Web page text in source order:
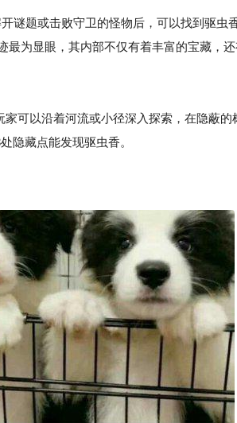
谜题或击败守卫的怪物后，可以找到驱虫
最为显眼，其内部不仅有着丰富的宝藏，
可以沿着河流或小径深入探索，在隐蔽的
隐藏点能发现驱虫香。